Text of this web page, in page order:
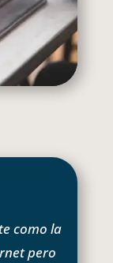
como la
pero